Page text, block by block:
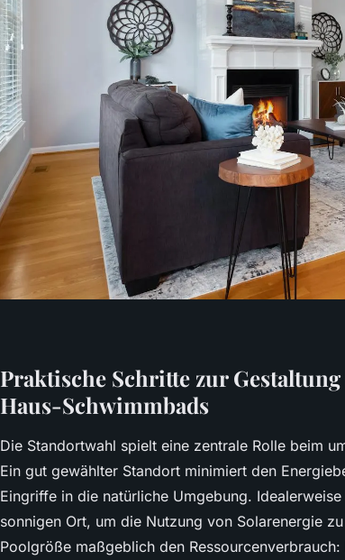
Praktische Schritte zur
Haus-Schwimmbads
Die Standortwahl spielt eine zentrale Rolle beim
Ein gut gewählter Standort minimiert den
Eingriffe in die natürliche Umgebung.
sonnigen Ort, um die Nutzung von Solarenergie
Poolgröße maßgeblich den